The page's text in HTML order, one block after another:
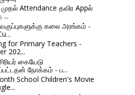
Attendance தவிர Appல்
...
கலை அரங்கம் -
for Primary Teachers -
202...
கையேடு
நோக்கம் - ப...
School Children's Movie